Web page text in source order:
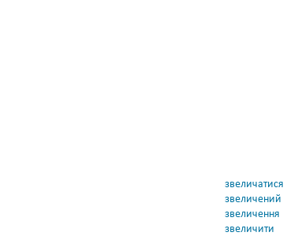
звеличатися
звеличений
звеличення
звеличити